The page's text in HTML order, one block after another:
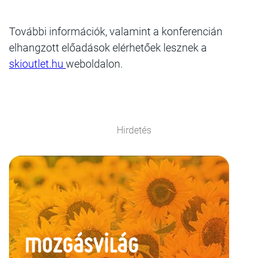
További információk, valamint a konferencián
elhangzott előadások elérhetőek lesznek a
skioutlet.hu weboldalon.
Hirdetés